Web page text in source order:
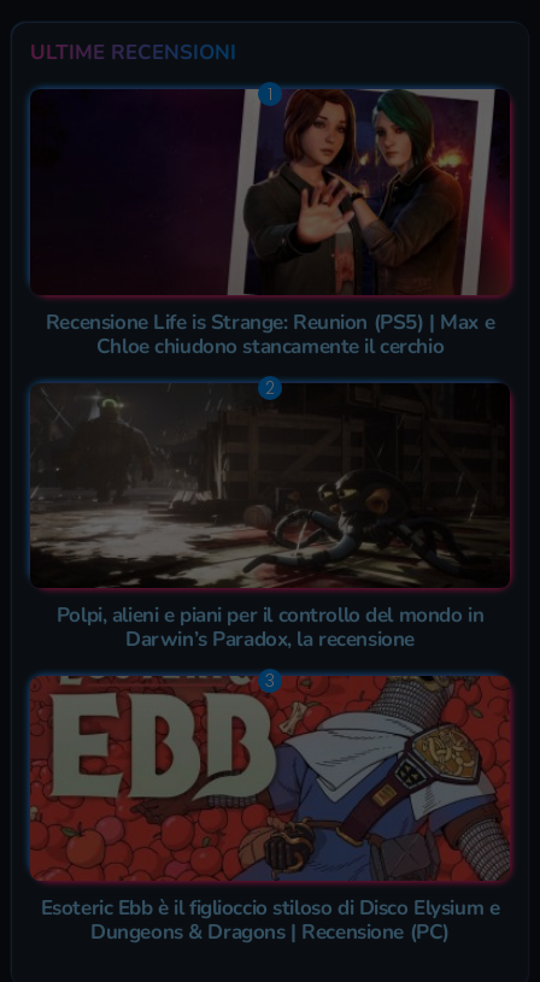
ULTIME RECENSIONI
Recensione Life is Strange: Reunion (PS5) | Max e
Chloe chiudono stancamente il cerchio
Polpi, alieni e piani per il controllo del mondo in
Darwin’s Paradox, la recensione
Esoteric Ebb è il figlioccio stiloso di Disco Elysium e
Dungeons & Dragons | Recensione (PC)